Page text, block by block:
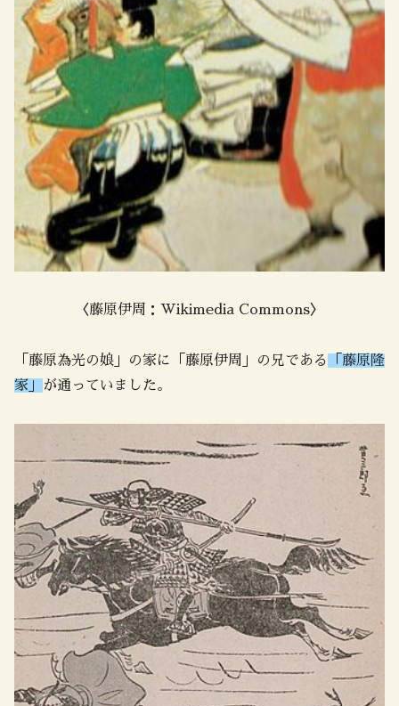
〈藤原伊周：Wikimedia Commons〉
「藤原為光の娘」の家に「藤原伊周」の兄である
「藤原隆
家」
が通っていました。